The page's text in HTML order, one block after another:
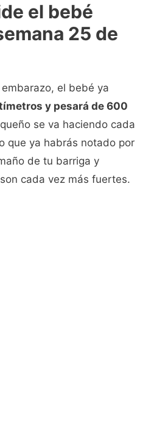
el bebé
25 de
el bebé ya
y pesará de 600
se va haciendo cada
que ya habrás notado por
de tu barriga y
cada vez más fuertes.